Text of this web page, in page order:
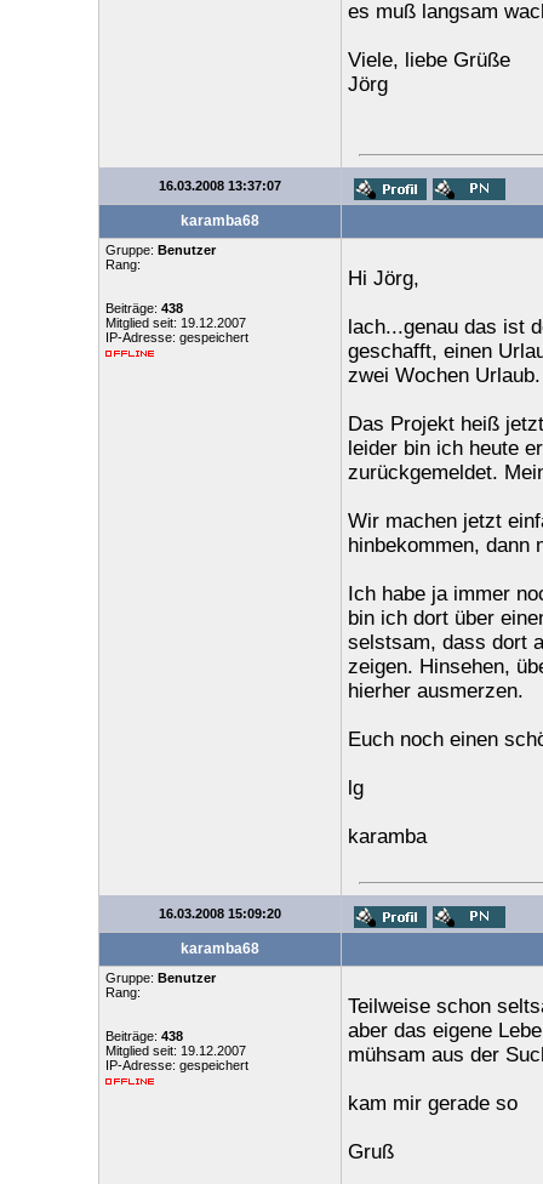
es muß langsam
Viele, liebe Grüße
Jörg
16.03.2008 13:37:07
karamba68
Gruppe: Benutzer
Rang:
Beiträge: 438
Mitglied seit: 19.12.2007
IP-Adresse: gespeichert
Hi Jörg,
lach...genau das ist
geschafft, einen
zwei Wochen Urlaub.
Das Projekt heiß
leider bin ich heute
zurückgemeldet.
Wir machen jetzt
hinbekommen, dann
Ich habe ja immer
bin ich dort über
selstsam, dass dort
zeigen. Hinsehen,
hierher ausmerzen.
Euch noch einen
lg
karamba
16.03.2008 15:09:20
karamba68
Gruppe: Benutzer
Rang:
Beiträge: 438
Mitglied seit: 19.12.2007
IP-Adresse: gespeichert
Teilweise schon
aber das eigene
mühsam aus der
kam mir gerade so
Gruß